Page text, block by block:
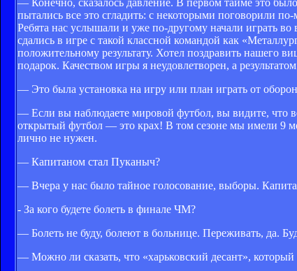
пытались все это сгладить: с некоторыми поговорили
Ребята нас услышали и уже по-другому начали играть
сдались в игре с такой классной командой как
положительному результату. Хотел поздравить нашего
подарок. Качеством игры я неудовлетворен, а
— Это была установка на игру или план играть от
— Если вы наблюдаете мировой футбол, вы видите, что
открытый футбол — это крах! В том сезоне мы имели 9
лично не нужен.
— Капитаном стал Пуканыч?
— Вчера у нас было тайное голосование, выборы.
- За кого будете болеть в финале ЧМ?
— Болеть не буду, болеют в больнице. Переживать, да.
— Можно ли сказать, что «харьковский десант», который